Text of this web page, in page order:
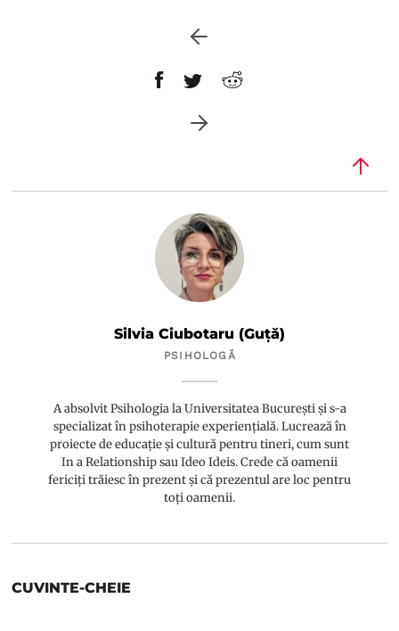
Silvia Ciubotaru (Guță)
PSIHOLOGĂ
A absolvit Psihologia la Universitatea București și s-a
specializat în psihoterapie experiențială. Lucrează în
proiecte de educație și cultură pentru tineri, cum sunt
In a Relationship sau Ideo Ideis. Crede că oamenii
fericiți trăiesc în prezent și că prezentul are loc pentru
toți oamenii.
CUVINTE-CHEIE